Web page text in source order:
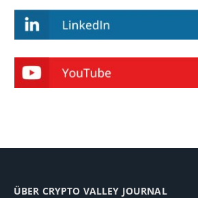
ÜBER CRYPTO VALLEY JOURNAL